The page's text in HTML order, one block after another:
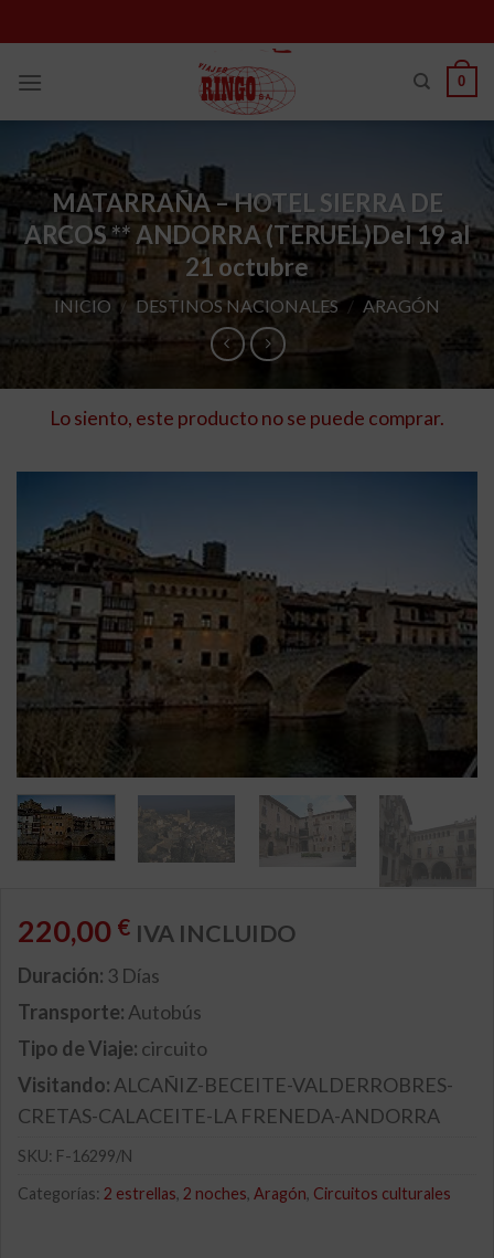
to
0
MATARRAÑA – HOTEL SIERRA DE
ARCOS ** ANDORRA (TERUEL)Del 19 al
21 octubre
INICIO / DESTINOS NACIONALES / ARAGÓN
Lo siento, este producto no se puede comprar.
220,00 € IVA INCLUIDO
Duración: 3 Días
Transporte: Autobús
Tipo de Viaje: circuito
Visitando: ALCAÑIZ-BECEITE-VALDERROBRES-
CRETAS-CALACEITE-LA FRENEDA-ANDORRA
SKU: F-16299/N
Categorías: 2 estrellas, 2 noches, Aragón, Circuitos culturales